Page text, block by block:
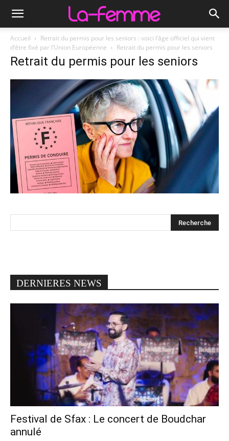
Accueil
Retrait du permis pour les seniors : voici l’âge officiel qui vient
d’être fixé par l’Union Européenne
Retrait du permis pour les seniors
Retrait du permis pour les seniors
DERNIERES NEWS
Festival de Sfax : Le concert de Boudchar
annulé